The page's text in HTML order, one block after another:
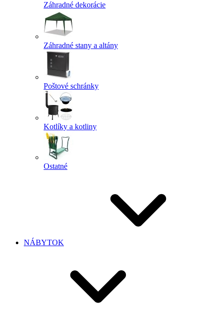
Záhradné dekorácie
Záhradné stany a altány
Poštové schránky
Kotlíky a kotliny
Ostatné
NÁBYTOK